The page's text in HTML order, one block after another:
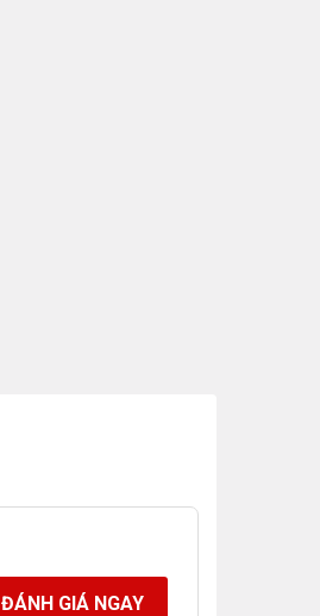
ĐÁNH GIÁ NGAY